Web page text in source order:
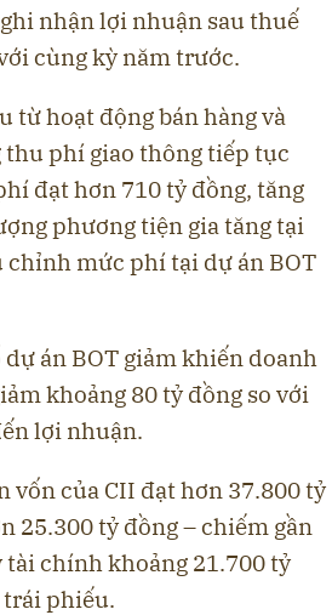
nhận lợi nhuận sau thuế
cùng kỳ năm trước.
từ hoạt động bán hàng và
phí giao thông tiếp tục
đạt hơn 710 tỷ đồng, tăng
phương tiện gia tăng tại
chỉnh mức phí tại dự án BOT
án BOT giảm khiến doanh
khoảng 80 tỷ đồng so với
lợi nhuận.
của CII đạt hơn 37.800 tỷ
25.300 tỷ đồng – chiếm gần
tài chính khoảng 21.700 tỷ
trái phiếu.